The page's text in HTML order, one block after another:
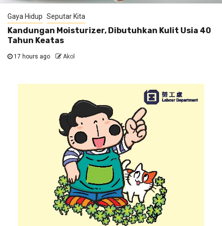
Gaya Hidup Seputar Kita
Kandungan Moisturizer, Dibutuhkan Kulit Usia 40
Tahun Keatas
17 hours ago Akol